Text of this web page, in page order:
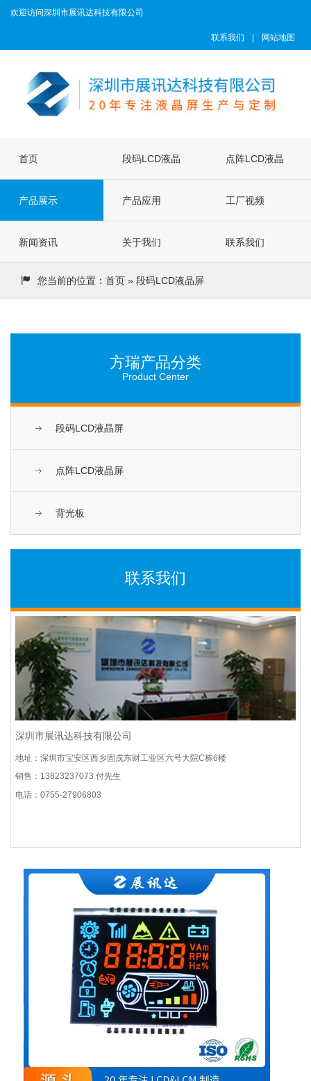
欢迎访问深圳市展讯达科技有限公司
联系我们 网站地图
首页 段码LCD液晶
屏
点阵LCD液晶
屏
产品展示 产品应用 工厂视频
新闻资讯 关于我们 联系我们
您当前的位置： 首页 » 段码LCD液晶屏
方瑞产品分类
Product Center
段码LCD液晶屏
点阵LCD液晶屏
背光板
联系我们
深圳市展讯达科技有限公司
地址：深圳市宝安区西乡固戍东财工业区六号大院C栋6楼
销售：13823237073 付先生
电话：0755-27906803